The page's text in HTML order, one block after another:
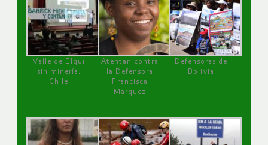
Valle de Elqui
sin minería.
Chile
Atentan contra
la Defensora
Francisca
Márquez
Defensoras de
Bolivia